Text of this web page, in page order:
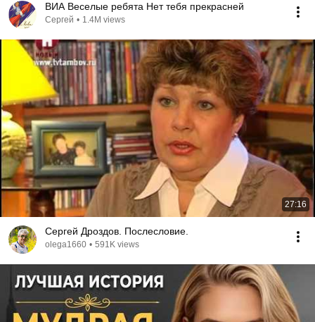
ВИА Веселые ребята Нет тебя прекрасней
Сергей • 1.4M views
27:16
Сергей Дроздов. Послесловие.
olega1660 • 591K views